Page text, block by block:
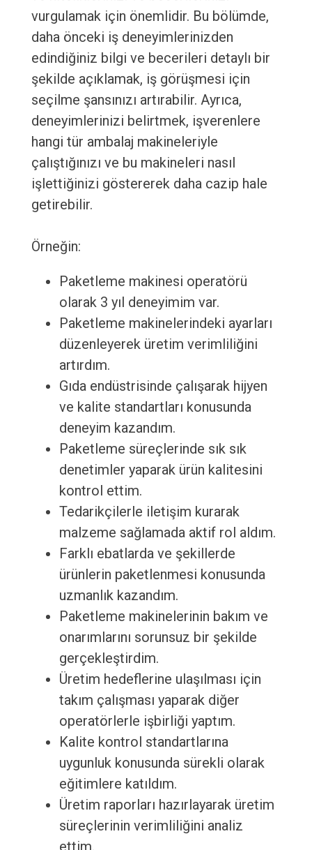
vurgulamak için önemlidir. Bu bölümde,
daha önceki iş deneyimlerinizden
edindiğiniz bilgi ve becerileri detaylı bir
şekilde açıklamak, iş görüşmesi için
seçilme şansınızı artırabilir. Ayrıca,
deneyimlerinizi belirtmek, işverenlere
hangi tür ambalaj makineleriyle
çalıştığınızı ve bu makineleri nasıl
işlettiğinizi göstererek daha cazip hale
getirebilir.
Örneğin:
Paketleme makinesi operatörü
olarak 3 yıl deneyimim var.
Paketleme makinelerindeki ayarları
düzenleyerek üretim verimliliğini
artırdım.
Gıda endüstrisinde çalışarak hijyen
ve kalite standartları konusunda
deneyim kazandım.
Paketleme süreçlerinde sık sık
denetimler yaparak ürün kalitesini
kontrol ettim.
Tedarikçilerle iletişim kurarak
malzeme sağlamada aktif rol aldım.
Farklı ebatlarda ve şekillerde
ürünlerin paketlenmesi konusunda
uzmanlık kazandım.
Paketleme makinelerinin bakım ve
onarımlarını sorunsuz bir şekilde
gerçekleştirdim.
Üretim hedeflerine ulaşılması için
takım çalışması yaparak diğer
operatörlerle işbirliği yaptım.
Kalite kontrol standartlarına
uygunluk konusunda sürekli olarak
eğitimlere katıldım.
Üretim raporları hazırlayarak üretim
süreçlerinin verimliliğini analiz
ettim.